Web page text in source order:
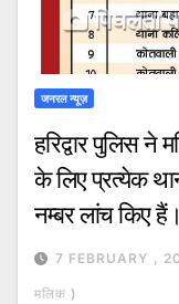
जनरल न्यूज़
हरिद्वार पुलिस ने
के लिए प्रत्येक
नम्बर लांच किए हैं।
7 FEBRUARY ,
मलिक )